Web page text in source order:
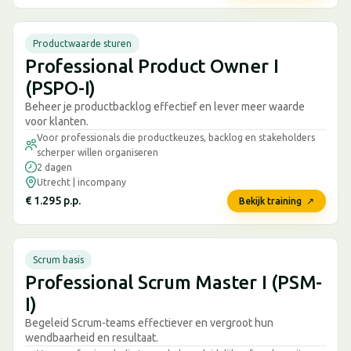
Productwaarde sturen
Professional Product Owner I
(PSPO-I)
Beheer je productbacklog effectief en lever meer waarde
voor klanten.
Voor professionals die productkeuzes, backlog en stakeholders
scherper willen organiseren
2 dagen
Utrecht | incompany
€ 1.295 p.p. Bekijk training ↗
Scrum basis
Professional Scrum Master I (PSM-
I)
Begeleid Scrum-teams effectiever en vergroot hun
wendbaarheid en resultaat.